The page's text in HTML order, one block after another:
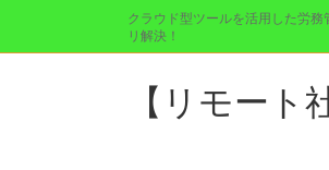
クラウド型ツールを活用した労
リ解決！
【リモー